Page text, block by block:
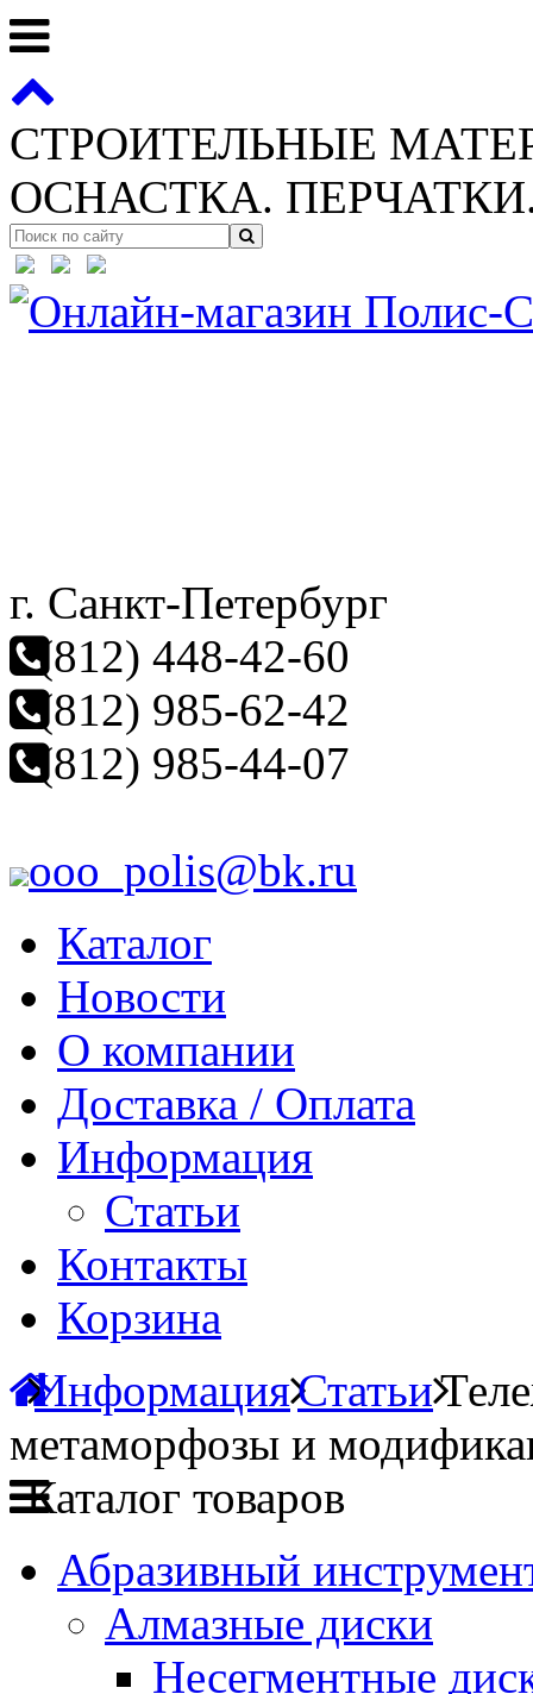
СТРОИТЕЛЬНЫЕ
ОСНАСТКА.
г. Санкт-Петербург
(812) 448-42-60
(812) 985-62-42
(812) 985-44-07
ooo_polis@bk.ru
Каталог
Новости
О компании
Доставка / Оплата
Информация
Статьи
Контакты
Корзина
ИнформацияСтатьи
метаморфозы и
Каталог товаров
Абразивный
Алмазные диски
Несегментные